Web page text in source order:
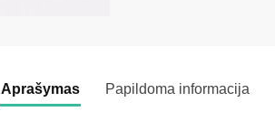
Aprašymas Papildoma informacija